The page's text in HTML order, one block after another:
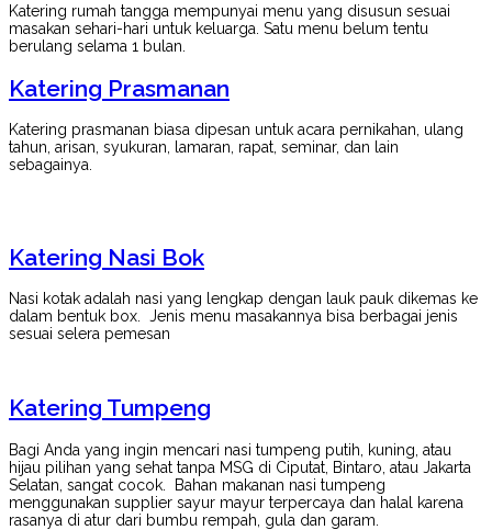
Katering rumah tangga mempunyai menu yang disusun sesuai
masakan sehari-hari untuk keluarga. Satu menu belum tentu
berulang selama 1 bulan.
Katering Prasmanan
Katering prasmanan biasa dipesan untuk acara pernikahan, ulang
tahun, arisan, syukuran, lamaran, rapat, seminar, dan lain
sebagainya.
Katering Nasi Bok
Nasi kotak adalah nasi yang lengkap dengan lauk pauk dikemas ke
dalam bentuk box. Jenis menu masakannya bisa berbagai jenis
sesuai selera pemesan
Katering Tumpeng
Bagi Anda yang ingin mencari nasi tumpeng putih, kuning, atau
hijau pilihan yang sehat tanpa MSG di Ciputat, Bintaro, atau Jakarta
Selatan, sangat cocok. Bahan makanan nasi tumpeng
menggunakan supplier sayur mayur terpercaya dan halal karena
rasanya di atur dari bumbu rempah, gula dan garam.